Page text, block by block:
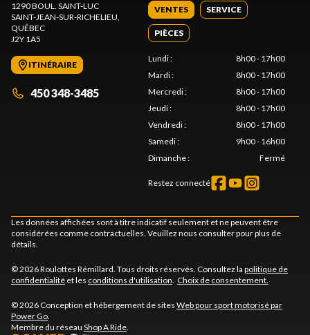
1290 BOUL. SAINT-LUC
SAINT-JEAN-SUR-RICHELIEU,
QUÉBEC
J2Y 1A5
ITINÉRAIRE
450 348-3485
VENTES SERVICE
PIÈCES
Lundi:
8h00 - 17h00
Mardi:
8h00 - 17h00
Mercredi:
8h00 - 17h00
Jeudi:
8h00 - 17h00
Vendredi:
8h00 - 17h00
Samedi:
9h00 - 16h00
Dimanche: Fermé
Restez connecté
Les données affichées sont à titre indicatif seulement et ne peuvent être
considérées comme contractuelles. Veuillez nous consulter pour plus de
détails.
© 2026 Roulottes Rémillard. Tous droits réservés. Consultez la politique de
confidentialité et les conditions d'utilisation. Choix de consentement.
© 2026 Conception et hébergement de sites Web pour sport motorisé par
Power Go.
Membre du réseau Shop A Ride.